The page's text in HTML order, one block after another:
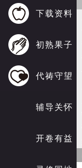
下载资料
初熟果子
代祷守望
辅导关怀
开卷有益